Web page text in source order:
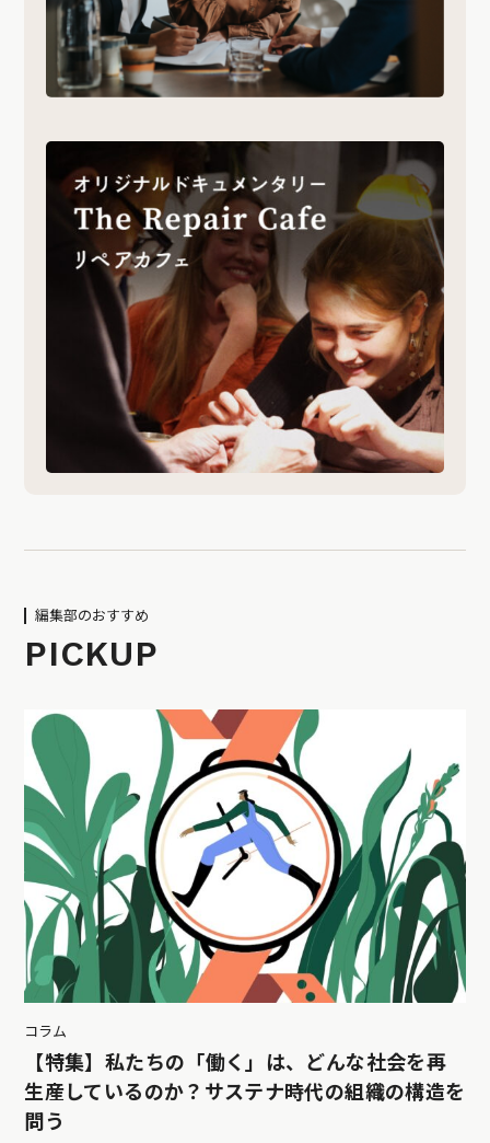
編集部のおすすめ
PICKUP
コラム
【特集】私たちの「働く」は、どんな社会を再
生産しているのか？サステナ時代の組織の構造を
問う